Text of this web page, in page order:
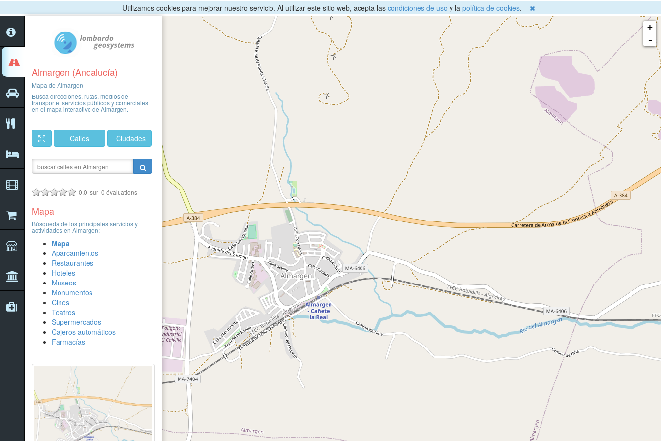
Utilizamos cookies para mejorar nuestro servicio. Al utilizar este sitio web, acepta las condiciones de uso y la política de cookies.
+
-
Almargen (Andalucía)
Mapa de Almargen
Busca direcciones, rutas, medios de
transporte, servicios públicos y comerciales
en el mapa interactivo de Almargen.
Calles Ciudades
0,0 sur 0 évaluations
Mapa
Búsqueda de los principales servicios y
actividades en Almargen:
Mapa
Aparcamientos
Restaurantes
Hoteles
Museos
Monumentos
Cines
Teatros
Supermercados
Cajeros automáticos
Farmacías